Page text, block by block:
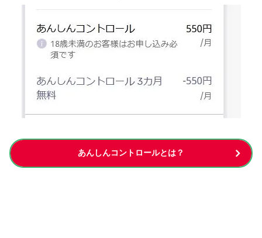
あんしんコントロールとは？